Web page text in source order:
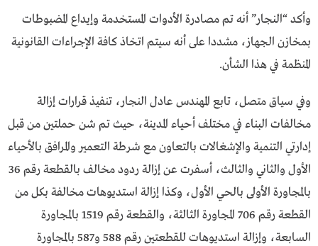
وأكد “النجار” أنه تم مصادرة الأدوات المستخدمة وإيداع المضبوطات
بمخازن الجهاز، مشددا على أنه سيتم اتخاذ كافة الإجراءات القانونية
المنظمة في هذا الشأن.
وفي سياق متصل، تابع المهندس عادل النجار، تنفيذ قرارات إزالة
مخالفات البناء في مختلف أحياء المدينة، حيث تم شن حملتين من قبل
إدارتي التنمية والإشغالات بالتعاون مع شرطة التعمير والمرافق بالأحياء
الأول والثاني والثالث، أسفرت عن إزالة ردود مخالف بالقطعة رقم 36
بالمجاورة الأولى بالحي الأول، وكذا إزالة استديوهات مخالفة بكل من
القطعة رقم 706 المجاورة الثالثة، والقطعة رقم 1519 بالمجاورة
السابعة، وإزالة استديوهات للقطعتين رقم 588 و587 بالمجاورة